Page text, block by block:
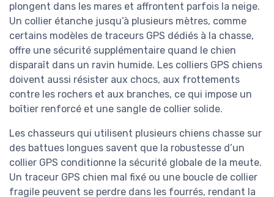
plongent dans les mares et affrontent parfois la neige.
Un collier étanche jusqu’à plusieurs mètres, comme
certains modèles de traceurs GPS dédiés à la chasse,
offre une sécurité supplémentaire quand le chien
disparaît dans un ravin humide. Les colliers GPS chiens
doivent aussi résister aux chocs, aux frottements
contre les rochers et aux branches, ce qui impose un
boîtier renforcé et une sangle de collier solide.
Les chasseurs qui utilisent plusieurs chiens chasse sur
des battues longues savent que la robustesse d’un
collier GPS conditionne la sécurité globale de la meute.
Un traceur GPS chien mal fixé ou une boucle de collier
fragile peuvent se perdre dans les fourrés, rendant la